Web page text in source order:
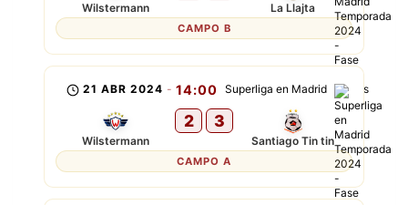
Wilstermann La Llajta
CAMPO B
Superliga en Madrid
21 ABR 2024 - 14:00
Wilstermann
2 3
Santiago Tin tin
CAMPO A